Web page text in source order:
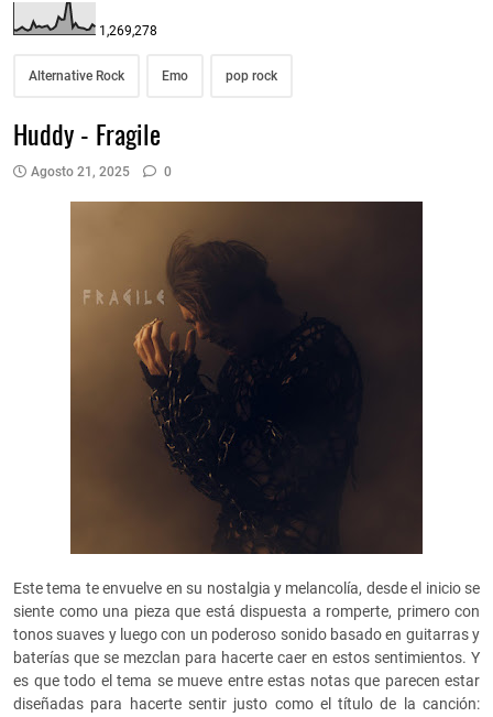
1,269,278
Alternative Rock Emo pop rock
Huddy - Fragile
Agosto 21, 2025 0
Este tema te envuelve en su nostalgia y melancolía, desde el inicio se
siente como una pieza que está dispuesta a romperte, primero con
tonos suaves y luego con un poderoso sonido basado en guitarras y
baterías que se mezclan para hacerte caer en estos sentimientos. Y
es que todo el tema se mueve entre estas notas que parecen estar
diseñadas para hacerte sentir justo como el título de la canción: